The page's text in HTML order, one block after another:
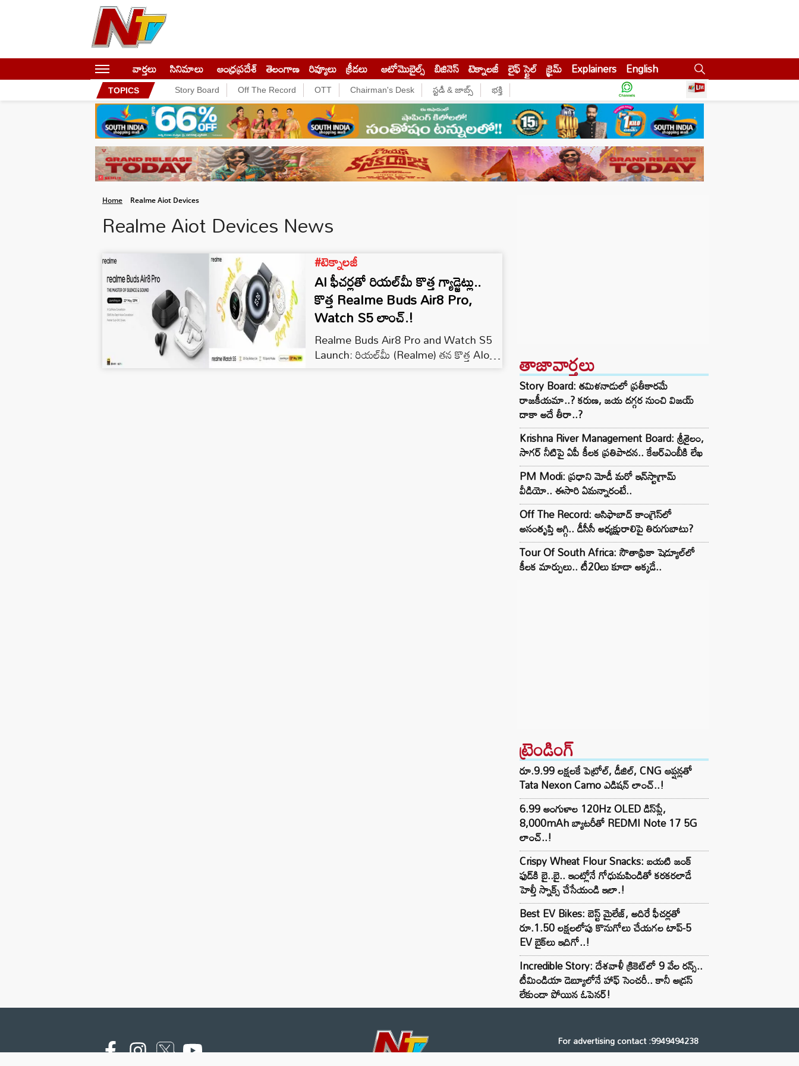
వార్తలు సినిమాలు ఆంధ్రప్రదేశ్ తెలంగాణ రివ్యూలు క్రీడలు ఆటోమొబైల్స్ బిజినెస్‌ టెక్నాలజీ లైఫ్ స్టైల్ క్రైమ్ Explainers English
TOPICS Story Board Off The Record OTT Chairman's Desk స్టడీ & జాబ్స్ భక్తి
Home Realme Aiot Devices
Realme Aiot Devices News
#టెక్నాలజీ
AI ఫీచర్లతో రియల్‌మీ కొత్త గ్యాడ్జెట్లు..
కొత్త Realme Buds Air8 Pro,
Watch S5 లాంచ్.!
Realme Buds Air8 Pro and Watch S5
Launch: రియల్‌మీ (Realme) తన కొత్త AIoT తాజావార్తలు
Story Board: తమిళనాడులో ప్రతీకారమే
రాజకీయమా..? కరుణ, జయ దగ్గర నుంచి విజయ్
దాకా అదే తీరా..?
Krishna River Management Board: శ్రీశైలం,
సాగర్ నీటిపై ఏపీ కీలక ప్రతిపాదన.. కేఆర్ఎంబీకి లేఖ
PM Modi: ప్రధాని మోడీ మరో ఇన్‌స్టాగ్రామ్
వీడియో.. ఈసారి ఏమన్నారంటే..
Off The Record: ఆసిఫాబాద్ కాంగ్రెస్‌లో
అసంతృప్తి అగ్గి.. డీసీసీ అధ్యక్షురాలిపై తిరుగుబాటు?
Tour Of South Africa: సౌతాఫ్రికా షెడ్యూల్‌లో
కీలక మార్పులు.. టీ20లు కూడా అక్కడే..
ట్రెండింగ్‌
రూ.9.99 లక్షలకే పెట్రోల్, డీజిల్, CNG ఆప్షన్లతో
Tata Nexon Camo ఎడిషన్ లాంచ్..!
6.99 అంగుళాల 120Hz OLED డిస్‌ప్లే,
8,000mAh బ్యాటరీతో REDMI Note 17 5G
లాంచ్..!
Crispy Wheat Flour Snacks: బయటి జంక్
ఫుడ్‌కి బై..బై.. ఇంట్లోనే గోధుమపిండితో కరకరలాడే
హెల్తీ స్నాక్స్ చేసేయండి ఇలా.!
Best EV Bikes: బెస్ట్ మైలేజ్, అదిరే ఫీచర్లతో
రూ.1.50 లక్షలలోపు కొనుగోలు చేయగల టాప్-5
EV బైక్‌లు ఇదిగో..!
Incredible Story: దేశవాళీ క్రికెట్‌లో 9 వేల రన్స్..
టీమిండియా డెబ్యూలోనే హాఫ్ సెంచరీ.. కానీ అడ్రస్
లేకుండా పోయిన ఓపెనర్!
For advertising contact :9949494238
Email: digital@ntvnetwork.com